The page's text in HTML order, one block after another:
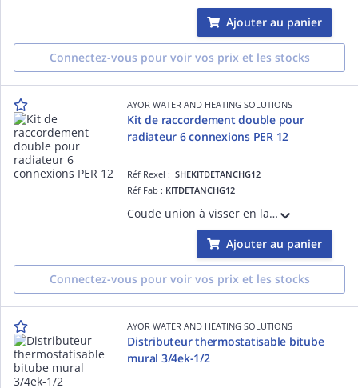
Ajouter au panier
Connectez-vous pour voir vos prix et les stocks
AYOR WATER AND HEATING SOLUTIONS
Kit de raccordement double pour
radiateur 6 connexions PER 12
Réf Rexel :SHEKITDETANCHG12
Réf Fab : KITDETANCHG12
Coude union à visser en laiton brut - raccordement mâle femelle 3/4
Ajouter au panier
Connectez-vous pour voir vos prix et les stocks
AYOR WATER AND HEATING SOLUTIONS
Distributeur thermostatisable bitube
mural 3/4ek-1/2